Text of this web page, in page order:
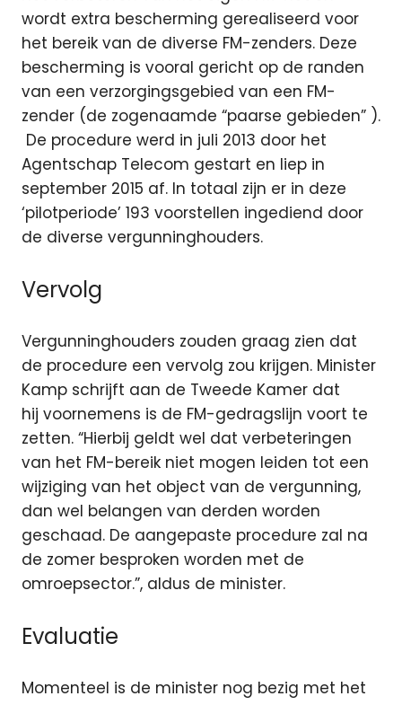
wordt extra bescherming gerealiseerd voor
het bereik van de diverse FM-zenders. Deze
bescherming is vooral gericht op de randen
van een verzorgingsgebied van een FM-
zender (de zogenaamde “paarse gebieden” ).
De procedure werd in juli 2013 door het
Agentschap Telecom gestart en liep in
september 2015 af. In totaal zijn er in deze
‘pilotperiode’ 193 voorstellen ingediend door
de diverse vergunninghouders.
Vervolg
Vergunninghouders zouden graag zien dat
de procedure een vervolg zou krijgen. Minister
Kamp schrijft aan de Tweede Kamer dat
hij voornemens is de FM-gedragslijn voort te
zetten. “Hierbij geldt wel dat verbeteringen
van het FM-bereik niet mogen leiden tot een
wijziging van het object van de vergunning,
dan wel belangen van derden worden
geschaad. De aangepaste procedure zal na
de zomer besproken worden met de
omroepsector.”, aldus de minister.
Evaluatie
Momenteel is de minister nog bezig met het